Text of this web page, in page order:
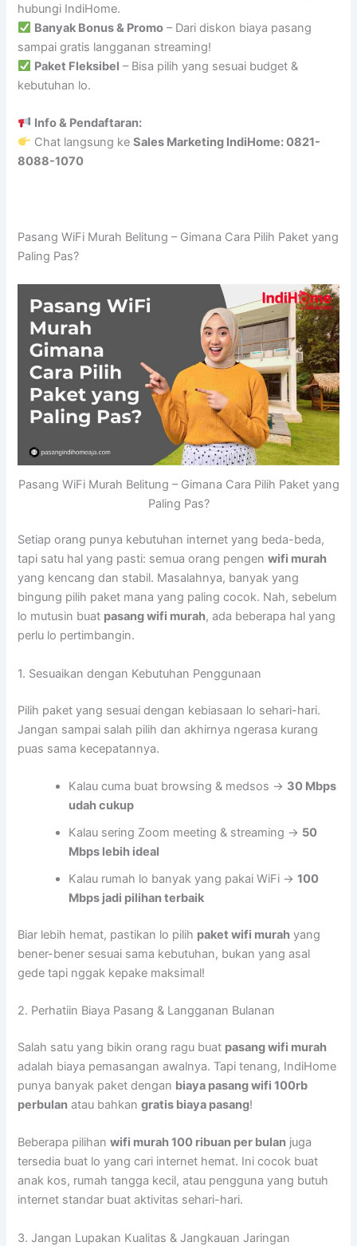
hubungi IndiHome.
Banyak Bonus & Promo – Dari diskon biaya pasang
sampai gratis langganan streaming!
Paket Fleksibel – Bisa pilih yang sesuai budget &
kebutuhan lo.
Info & Pendaftaran:
Chat langsung keSales Marketing IndiHome: 0821-
8088-1070
Pasang WiFi Murah Belitung – Gimana Cara Pilih Paket yang
Paling Pas?
Pasang WiFi Murah Belitung – Gimana Cara Pilih Paket yang
Paling Pas?
Setiap orang punya kebutuhan internet yang beda-beda,
tapi satu hal yang pasti: semua orang pengenwifi murah
yang kencang dan stabil. Masalahnya, banyak yang
bingung pilih paket mana yang paling cocok. Nah, sebelum
lo mutusin buat pasang wifi murah, ada beberapa hal yang
perlu lo pertimbangin.
1. Sesuaikan dengan Kebutuhan Penggunaan
Pilih paket yang sesuai dengan kebiasaan lo sehari-hari.
Jangan sampai salah pilih dan akhirnya ngerasa kurang
puas sama kecepatannya.
Kalau cuma buat browsing & medsos → 30 Mbps
udah cukup
Kalau sering Zoom meeting & streaming → 50
Mbps lebih ideal
Kalau rumah lo banyak yang pakai WiFi →100
Mbps jadi pilihan terbaik
Biar lebih hemat, pastikan lo pilih paket wifi murah yang
bener-bener sesuai sama kebutuhan, bukan yang asal
gede tapi nggak kepake maksimal!
2. Perhatiin Biaya Pasang & Langganan Bulanan
Salah satu yang bikin orang ragu buat pasang wifi murah
adalah biaya pemasangan awalnya. Tapi tenang, IndiHome
punya banyak paket dengan biaya pasang wifi 100rb
perbulan atau bahkangratis biaya pasang!
Beberapa pilihanwifi murah 100 ribuan per bulan juga
tersedia buat lo yang cari internet hemat. Ini cocok buat
anak kos, rumah tangga kecil, atau pengguna yang butuh
internet standar buat aktivitas sehari-hari.
3. Jangan Lupakan Kualitas & Jangkauan Jaringan